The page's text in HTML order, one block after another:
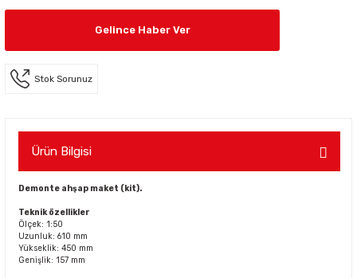
Gelince Haber Ver
Stok Sorunuz
Ürün Bilgisi
Demonte ahşap maket (kit).
Teknik özellikler
Ölçek: 1:50
Uzunluk: 610 mm
Yükseklik: 450 mm
Genişlik: 157 mm